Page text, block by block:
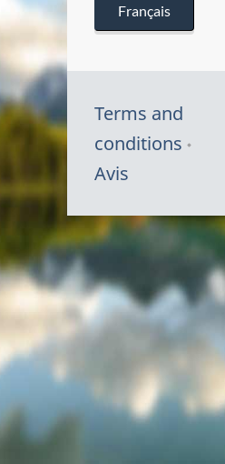
Français
Terms and
conditions
Avis